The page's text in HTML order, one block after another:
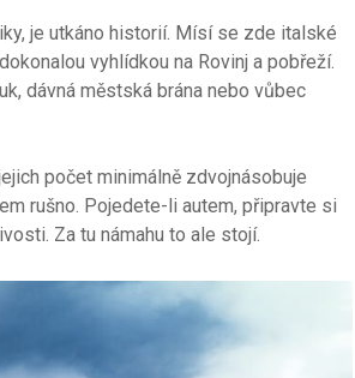
je utkáno historií. Mísí se zde italské
vyhlídkou na Rovinj a pobřeží.
dávná městská brána nebo vůbec
počet minimálně zdvojnásobuje
rušno. Pojedete-li autem, připravte si
Za tu námahu to ale stojí.